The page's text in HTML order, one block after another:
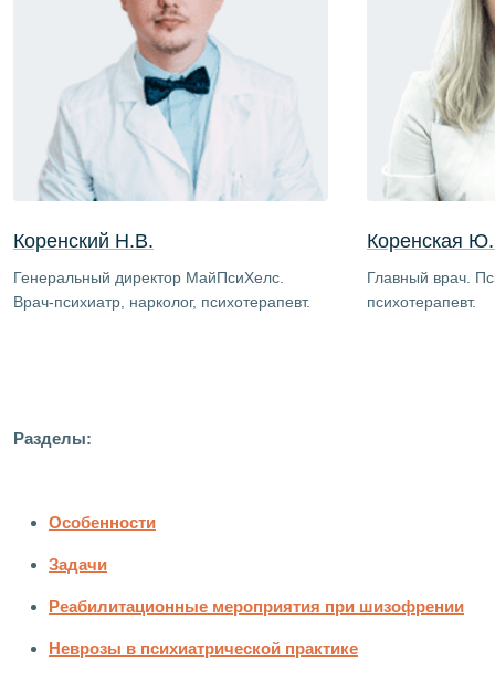
Коренский Н.В.
Генеральный директор МайПсиХелс.
Врач-психиатр, нарколог, психотерапевт.
Коренская
Главный врач.
психотерапевт.
Разделы:
Особенности
Задачи
Реабилитационные мероприятия при шизофрении
Неврозы в психиатрической практике